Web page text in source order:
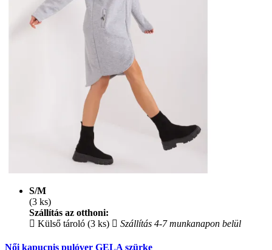
S/M
(3 ks)
Szállítás az otthoni:
Külső tároló (3 ks)
Szállítás 4-7 munkanapon belül
Női kapucnis pulóver GELA szürke